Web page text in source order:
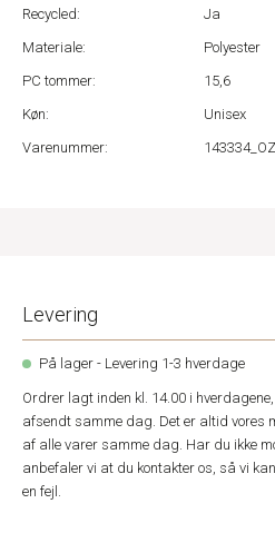
Recycled:
Ja
Materiale:
Polyester
PC tommer:
15,6
Køn:
Unisex
Varenummer:
Levering
På lager - Levering 1-3 hverdage
Ordrer lagt inden kl. 14.00 i
afsendt samme dag. Det er altid vores
af alle varer samme dag. Har du ikke
anbefaler vi at du kontakter os, så vi
en fejl.